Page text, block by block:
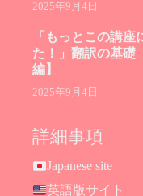
2025年9月4日
「もっとこの講
た！」翻訳の基礎
編】
2025年9月4日
詳細事項
Japanese site
英語版サイト